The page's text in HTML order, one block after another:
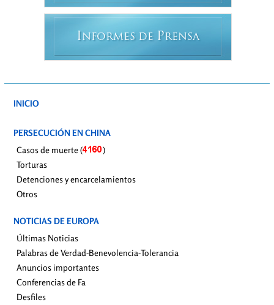
INFORMES DE PRENSA
INICIO
PERSECUCIÓN EN CHINA
Casos de muerte (
)
Torturas
Detenciones y encarcelamientos
Otros
NOTICIAS DE EUROPA
Últimas Noticias
Palabras de Verdad-Benevolencia-Tolerancia
Anuncios importantes
Conferencias de Fa
Desfiles